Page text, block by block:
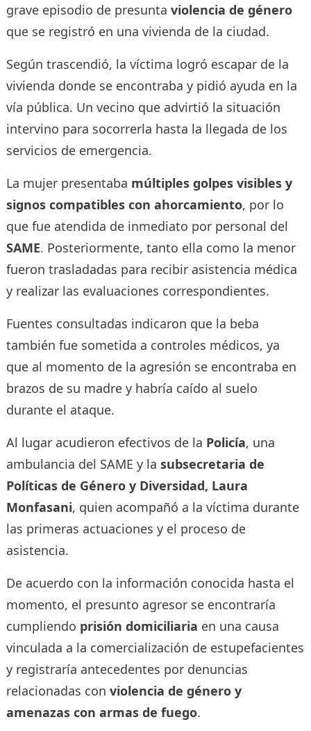
grave episodio de presunta violencia de género
que se registró en una vivienda de la ciudad.
Según trascendió, la víctima logró escapar de la
vivienda donde se encontraba y pidió ayuda en la
vía pública. Un vecino que advirtió la situación
intervino para socorrerla hasta la llegada de los
servicios de emergencia.
La mujer presentaba múltiples golpes visibles y
signos compatibles con ahorcamiento, por lo
que fue atendida de inmediato por personal del
SAME. Posteriormente, tanto ella como la menor
fueron trasladadas para recibir asistencia médica
y realizar las evaluaciones correspondientes.
Fuentes consultadas indicaron que la beba
también fue sometida a controles médicos, ya
que al momento de la agresión se encontraba en
brazos de su madre y habría caído al suelo
durante el ataque.
Al lugar acudieron efectivos de la Policía, una
ambulancia del SAME y la subsecretaria de
Políticas de Género y Diversidad, Laura
Monfasani, quien acompañó a la víctima durante
las primeras actuaciones y el proceso de
asistencia.
De acuerdo con la información conocida hasta el
momento, el presunto agresor se encontraría
cumpliendo prisión domiciliaria en una causa
vinculada a la comercialización de estupefacientes
y registraría antecedentes por denuncias
relacionadas con violencia de género y
amenazas con armas de fuego.